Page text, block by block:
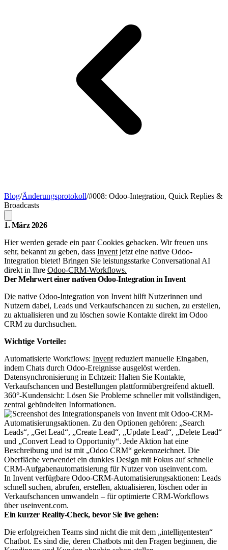
Blog/Änderungsprotokoll/#008: Odoo-Integration, Quick Replies &
Broadcasts
1. März 2026
Hier werden gerade ein paar Cookies gebacken. Wir freuen uns
sehr, bekannt zu geben, dass Invent jetzt eine native Odoo-
Integration bietet! Bringen Sie leistungsstarke Conversational AI
direkt in Ihre Odoo-CRM-Workflows.
Der Mehrwert einer nativen Odoo-Integration in Invent
Die native Odoo-Integration von Invent hilft Nutzerinnen und
Nutzern dabei, Leads und Verkaufschancen zu suchen, zu erstellen,
zu aktualisieren und zu löschen sowie Kontakte direkt im Odoo
CRM zu durchsuchen.
Wichtige Vorteile:
Automatisierte Workflows: Invent reduziert manuelle Eingaben,
indem Chats durch Odoo-Ereignisse ausgelöst werden.
Datensynchronisierung in Echtzeit: Halten Sie Kontakte,
Verkaufschancen und Bestellungen plattformübergreifend aktuell.
360°-Kundensicht: Lösen Sie Probleme schneller mit vollständigen,
zentral gebündelten Informationen.
In Invent verfügbare Odoo-CRM-Automatisierungsaktionen: Leads
schnell suchen, abrufen, erstellen, aktualisieren, löschen oder in
Verkaufschancen umwandeln – für optimierte CRM-Workflows
über useinvent.com.
Ein kurzer Reality-Check, bevor Sie live gehen:
Die erfolgreichen Teams sind nicht die mit dem „intelligentesten“
Chatbot. Es sind die, deren Chatbots mit den Fragen beginnen, die